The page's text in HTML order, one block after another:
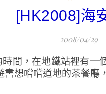
[HK2008]海
2008/04/29
間，在地鐵站裡有
想嚐嚐道地的茶餐廳